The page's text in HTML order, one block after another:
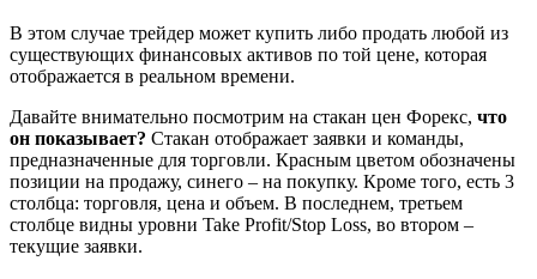
В этом случае трейдер может купить либо продать любой из
существующих финансовых активов по той цене, которая
отображается в реальном времени.
Давайте внимательно посмотрим на стакан цен Форекс, что
он показывает? Стакан отображает заявки и команды,
предназначенные для торговли. Красным цветом обозначены
позиции на продажу, синего – на покупку. Кроме того, есть 3
столбца: торговля, цена и объем. В последнем, третьем
столбце видны уровни Take Profit/Stop Loss, во втором –
текущие заявки.